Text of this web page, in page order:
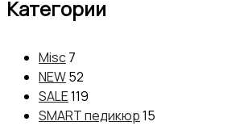
Категории
Misc7
NEW52
SALE119
SMART педикюр15